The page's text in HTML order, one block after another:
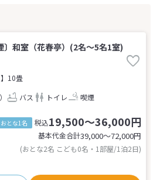
〕和室（花春亭）(2名～5名1室)
】10畳
バス トイレ 喫煙
おとな1名 税込19,500～36,000円
基本代金合計39,000〜72,000円
(おとな2名 こども0名・1部屋/1泊2日)